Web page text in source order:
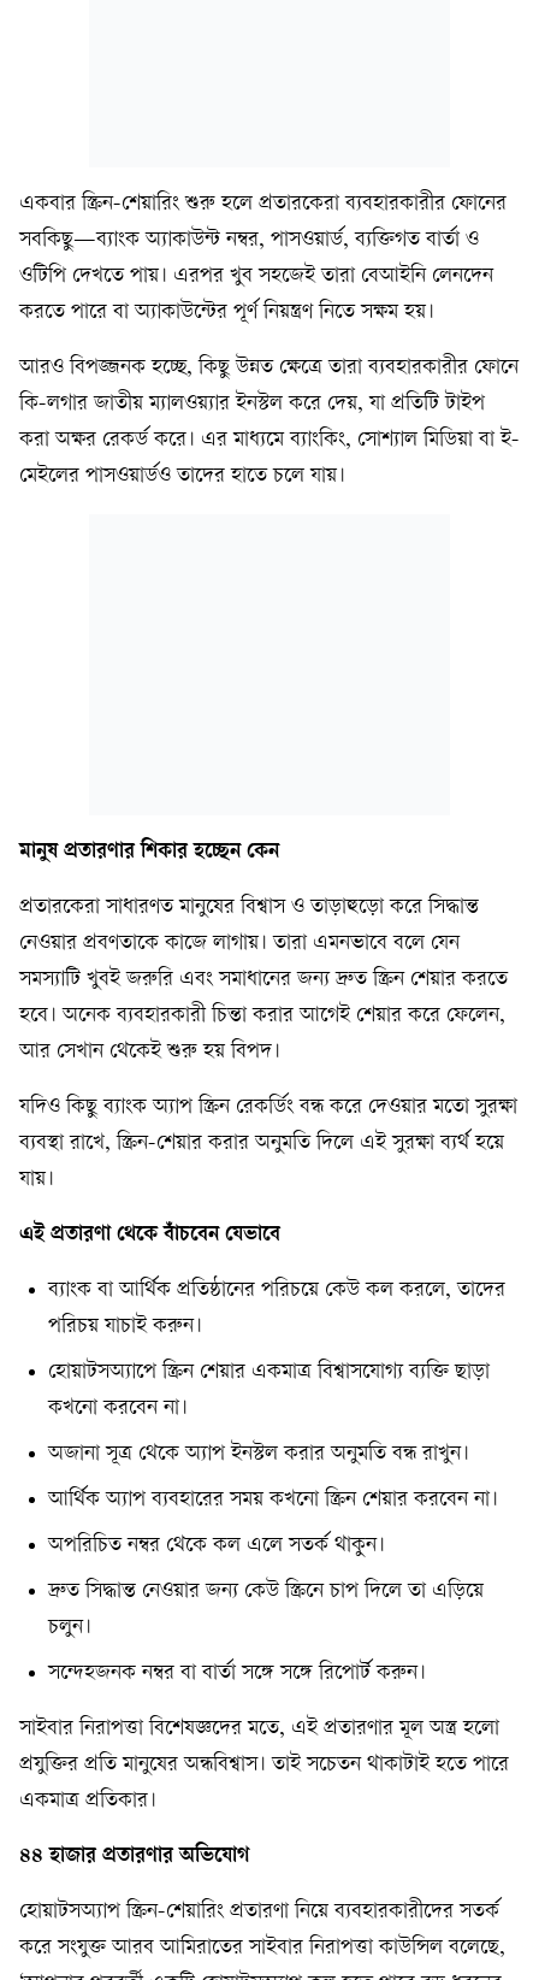
একবার স্ক্রিন-শেয়ারিং শুরু হলে প্রতারকেরা ব্যবহারকারীর ফোনের
সবকিছু—ব্যাংক অ্যাকাউন্ট নম্বর, পাসওয়ার্ড, ব্যক্তিগত বার্তা ও
ওটিপি দেখতে পায়। এরপর খুব সহজেই তারা বেআইনি লেনদেন
করতে পারে বা অ্যাকাউন্টের পূর্ণ নিয়ন্ত্রণ নিতে সক্ষম হয়।
আরও বিপজ্জনক হচ্ছে, কিছু উন্নত ক্ষেত্রে তারা ব্যবহারকারীর ফোনে
কি-লগার জাতীয় ম্যালওয়্যার ইনস্টল করে দেয়, যা প্রতিটি টাইপ
করা অক্ষর রেকর্ড করে। এর মাধ্যমে ব্যাংকিং, সোশ্যাল মিডিয়া বা ই-
মেইলের পাসওয়ার্ডও তাদের হাতে চলে যায়।
মানুষ প্রতারণার শিকার হচ্ছেন কেন
প্রতারকেরা সাধারণত মানুষের বিশ্বাস ও তাড়াহুড়ো করে সিদ্ধান্ত
নেওয়ার প্রবণতাকে কাজে লাগায়। তারা এমনভাবে বলে যেন
সমস্যাটি খুবই জরুরি এবং সমাধানের জন্য দ্রুত স্ক্রিন শেয়ার করতে
হবে। অনেক ব্যবহারকারী চিন্তা করার আগেই শেয়ার করে ফেলেন,
আর সেখান থেকেই শুরু হয় বিপদ।
যদিও কিছু ব্যাংক অ্যাপ স্ক্রিন রেকর্ডিং বন্ধ করে দেওয়ার মতো সুরক্ষা
ব্যবস্থা রাখে, স্ক্রিন-শেয়ার করার অনুমতি দিলে এই সুরক্ষা ব্যর্থ হয়ে
যায়।
এই প্রতারণা থেকে বাঁচবেন যেভাবে
ব্যাংক বা আর্থিক প্রতিষ্ঠানের পরিচয়ে কেউ কল করলে, তাদের
পরিচয় যাচাই করুন।
হোয়াটসঅ্যাপে স্ক্রিন শেয়ার একমাত্র বিশ্বাসযোগ্য ব্যক্তি ছাড়া
কখনো করবেন না।
অজানা সূত্র থেকে অ্যাপ ইনস্টল করার অনুমতি বন্ধ রাখুন।
আর্থিক অ্যাপ ব্যবহারের সময় কখনো স্ক্রিন শেয়ার করবেন না।
অপরিচিত নম্বর থেকে কল এলে সতর্ক থাকুন।
দ্রুত সিদ্ধান্ত নেওয়ার জন্য কেউ স্ক্রিনে চাপ দিলে তা এড়িয়ে
চলুন।
সন্দেহজনক নম্বর বা বার্তা সঙ্গে সঙ্গে রিপোর্ট করুন।
সাইবার নিরাপত্তা বিশেষজ্ঞদের মতে, এই প্রতারণার মূল অস্ত্র হলো
প্রযুক্তির প্রতি মানুষের অন্ধবিশ্বাস‌‌। তাই সচেতন থাকাটাই হতে পারে
একমাত্র প্রতিকার।
৪৪ হাজার প্রতারণার অভিযোগ
হোয়াটসঅ্যাপ স্ক্রিন-শেয়ারিং প্রতারণা নিয়ে ব্যবহারকারীদের সতর্ক
করে সংযুক্ত আরব আমিরাতের সাইবার নিরাপত্তা কাউন্সিল বলেছে,